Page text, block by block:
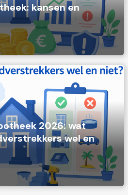
kansen en
2026: wat
wel en